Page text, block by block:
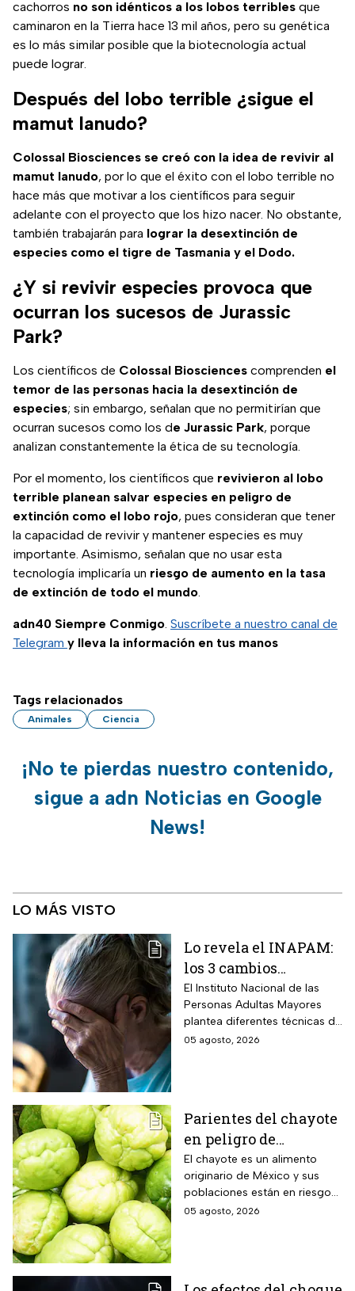
cachorros no son idénticos a los lobos terribles que
caminaron en la Tierra hace 13 mil años, pero su genética
es lo más similar posible que la biotecnología actual
puede lograr.
Después del lobo terrible ¿sigue el
mamut lanudo?
Colossal Biosciences se creó con la idea de revivir al
mamut lanudo, por lo que el éxito con el lobo terrible no
hace más que motivar a los científicos para seguir
adelante con el proyecto que los hizo nacer. No obstante,
también trabajarán para lograr la desextinción de
especies como el tigre de Tasmania y el Dodo.
¿Y si revivir especies provoca que
ocurran los sucesos de Jurassic
Park?
Los científicos de Colossal Biosciences comprenden el
temor de las personas hacia la desextinción de
especies; sin embargo, señalan que no permitirían que
ocurran sucesos como los de Jurassic Park, porque
analizan constantemente la ética de su tecnología.
Por el momento, los científicos que revivieron al lobo
terrible planean salvar especies en peligro de
extinción como el lobo rojo, pues consideran que tener
la capacidad de revivir y mantener especies es muy
importante. Asimismo, señalan que no usar esta
tecnología implicaría un riesgo de aumento en la tasa
de extinción de todo el mundo.
adn40 Siempre Conmigo. Suscríbete a nuestro canal de
Telegram y lleva la información en tus manos
Tags relacionados
Animales Ciencia
¡No te pierdas nuestro contenido,
sigue a adn Noticias en Google
News!
LO MÁS VISTO
Lo revela el INAPAM:
los 3 cambios
silenciosos que sufre
tu cerebro de forma
natural al envejecer
El Instituto Nacional de las
Personas Adultas Mayores
plantea diferentes técnicas de
estimulación mental para
05 agosto, 2026
Parientes del chayote
en peligro de
extinción, advierte
Instituto de Ecología
El chayote es un alimento
originario de México y sus
poblaciones están en riesgo
de desaparecer a corto plazo
05 agosto, 2026